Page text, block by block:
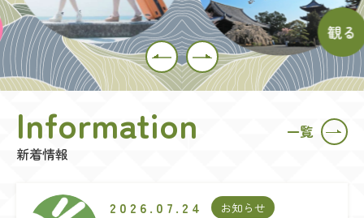
Information
新着情報
一覧
2026.07.24 お知らせ